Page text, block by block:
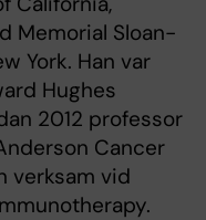
Memorial Sloan-
York. Han var
Hughes
2012 professor
Cancer
verksam vid